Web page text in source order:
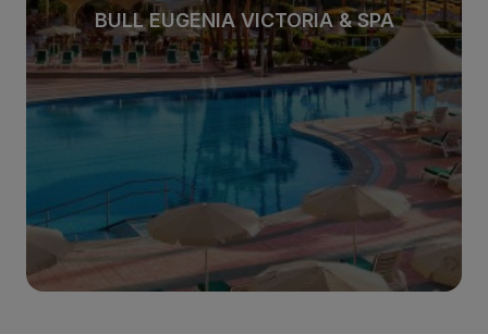
BULL EUGENIA VICTORIA & SPA
Ver hotel